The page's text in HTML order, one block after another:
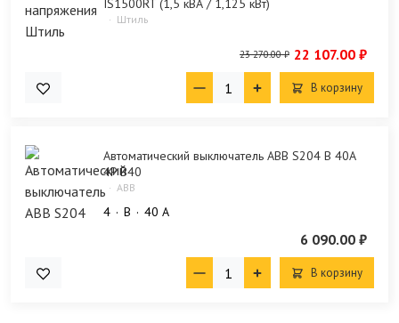
IS1500RT (1,5 кВА / 1,125 кВт)
Штиль
23 270.00 ₽ 22 107.00 ₽
В корзину
Автоматический выключатель ABB S204 B 40A
4P B40
ABB
4 B 40 А
6 090.00 ₽
В корзину